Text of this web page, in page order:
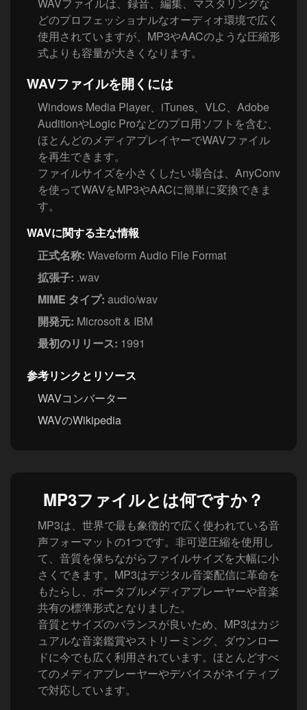
どのプロフェッショナルなオーディオ環境で広く
使用されていますが、MP3やAACのような圧縮形
式よりも容量が大きくなります。
WAVファイルを開くには
Windows Media Player、iTunes、VLC、Adobe
AuditionやLogic Proなどのプロ用ソフトを含む、
ほとんどのメディアプレイヤーでWAVファイル
を再生できます。
ファイルサイズを小さくしたい場合は、AnyConv
を使ってWAVをMP3やAACに簡単に変換できま
す。
WAVに関する主な情報
正式名称: Waveform Audio File Format
拡張子: .wav
MIME タイプ: audio/wav
開発元: Microsoft & IBM
最初のリリース: 1991
参考リンクとリソース
WAVコンバーター
WAVのWikipedia
MP3ファイルとは何ですか？
MP3は、世界で最も象徴的で広く使われている音
声フォーマットの1つです。非可逆圧縮を使用し
て、音質を保ちながらファイルサイズを大幅に小
さくできます。MP3はデジタル音楽配信に革命を
もたらし、ポータブルメディアプレーヤーや音楽
共有の標準形式となりました。
音質とサイズのバランスが良いため、MP3はカジ
ュアルな音楽鑑賞やストリーミング、ダウンロー
ドに今でも広く利用されています。ほとんどすべ
てのメディアプレーヤーやデバイスがネイティブ
で対応しています。